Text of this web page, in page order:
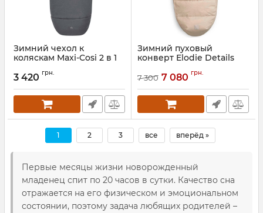
Зимний чехол к
коляскам Maxi-Cosi 2 в 1
3 420 грн.
Зимний пуховый
конверт Elodie Details
7 300 7 080 грн.
1 2 3 все вперёд »
Первые месяцы жизни новорожденный
младенец спит по 20 часов в сутки. Качество сна
отражается на его физическом и эмоциональном
состоянии, поэтому задача любящих родителей –